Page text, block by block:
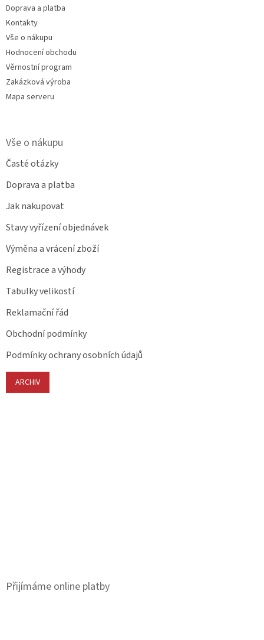
Doprava a platba
Kontakty
Vše o nákupu
Hodnocení obchodu
Věrnostní program
Zakázková výroba
Mapa serveru
Vše o nákupu
Časté otázky
Doprava a platba
Jak nakupovat
Stavy vyřízení objednávek
Výměna a vrácení zboží
Registrace a výhody
Tabulky velikostí
Reklamační řád
Obchodní podmínky
Podmínky ochrany osobních údajů
ARCHIV
Přijímáme online platby